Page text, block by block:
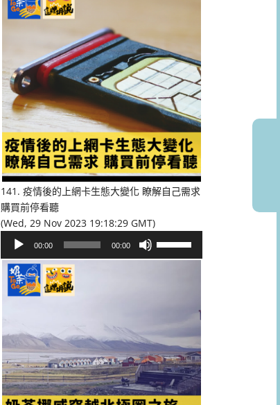
放
鍵
以
提
高
或
降
低
音
量。
141. 疫情後的上網卡生態大變化 瞭解自己需求
購買前停看聽
(Wed, 29 Nov 2023 19:18:29 GMT)
播
放
00:00 00:00
以
提
高
或